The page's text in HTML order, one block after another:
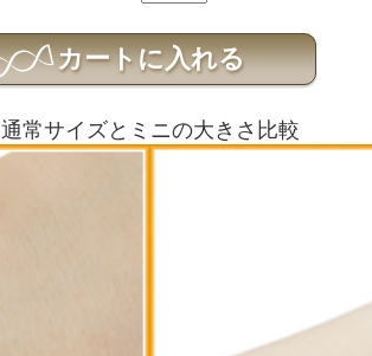
通常サイズとミニの大きさ比較